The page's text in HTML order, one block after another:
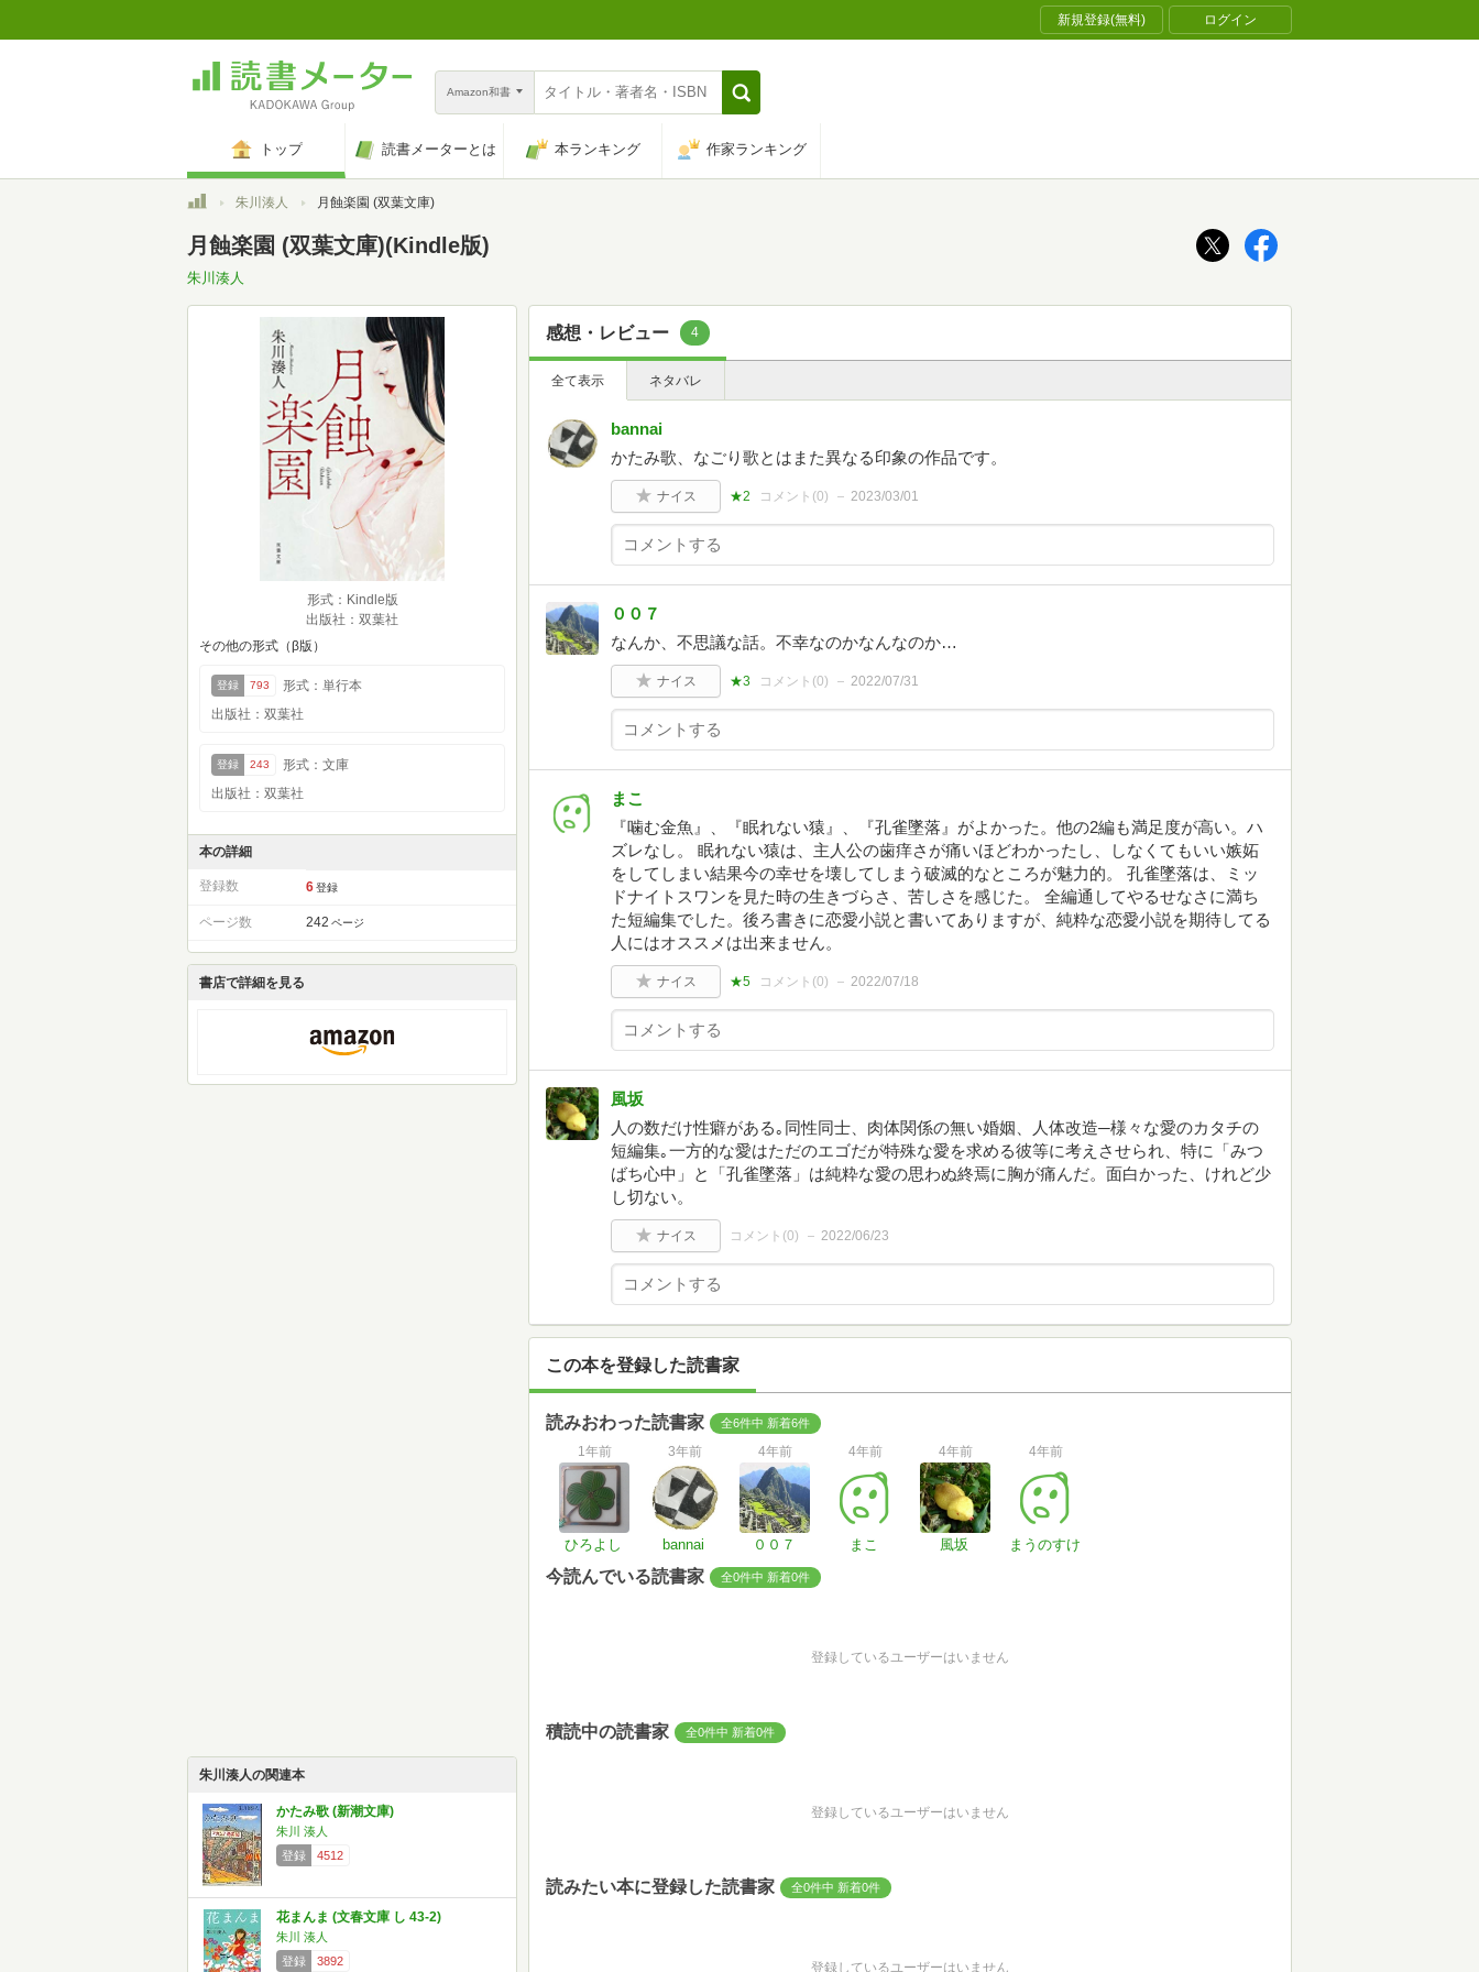
新規登録(無料) ログイン
Amazon和書
トップ 読書メーターとは 本ランキング 作家ランキング
トップ朱川湊人 月蝕楽園 (双葉文庫)
月蝕楽園 (双葉文庫)(Kindle版)
朱川湊人
形式：Kindle版
出版社：双葉社
その他の形式（β版）
登録 793
形式：単行本
出版社：双葉社
登録 243
形式：文庫
出版社：双葉社
本の詳細
登録数 6 登録
ページ数 242 ページ
書店で詳細を見る
朱川湊人の関連本
かたみ歌 (新潮文庫)
朱川 湊人
登録
4512
花まんま (文春文庫 し 43-2)
朱川 湊人
登録
3892
感想・レビュー 4
全て表示 ネタバレ
bannai
かたみ歌、なごり歌とはまた異なる印象の作品です。
ナイス ★2 コメント(0) 2023/03/01
００７
なんか、不思議な話。不幸なのかなんなのか…
ナイス ★3 コメント(0) 2022/07/31
まこ
『噛む金魚』、『眠れない猿』、『孔雀墜落』がよかった。他の2編も満足度が高い。ハ
ズレなし。 眠れない猿は、主人公の歯痒さが痛いほどわかったし、しなくてもいい嫉妬
をしてしまい結果今の幸せを壊してしまう破滅的なところが魅力的。 孔雀墜落は、ミッ
ドナイトスワンを見た時の生きづらさ、苦しさを感じた。 全編通してやるせなさに満ち
た短編集でした。後ろ書きに恋愛小説と書いてありますが、純粋な恋愛小説を期待してる
人にはオススメは出来ません。
ナイス ★5 コメント(0) 2022/07/18
風坂
人の数だけ性癖がある｡同性同士、肉体関係の無い婚姻、人体改造─様々な愛のカタチの
短編集｡一方的な愛はただのエゴだが特殊な愛を求める彼等に考えさせられ、特に「みつ
ばち心中」と「孔雀墜落」は純粋な愛の思わぬ終焉に胸が痛んだ。面白かった、けれど少
し切ない。
ナイス コメント(0) 2022/06/23
この本を登録した読書家
読みおわった読書家 全6件中 新着6件
1年前
ひろよし
3年前
bannai
4年前
００７
4年前
まこ
4年前
風坂
4年前
まうのすけ
今読んでいる読書家 全0件中 新着0件
登録しているユーザーはいません
積読中の読書家 全0件中 新着0件
登録しているユーザーはいません
読みたい本に登録した読書家 全0件中 新着0件
登録しているユーザーはいません